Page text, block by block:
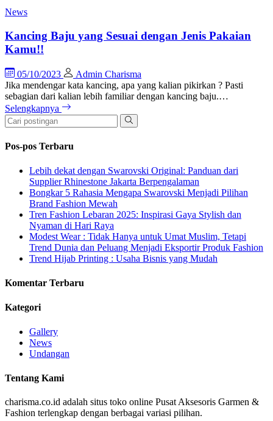
News
Kancing Baju yang Sesuai dengan Jenis Pakaian
Kamu!!
05/10/2023
Admin Charisma
Jika mendengar kata kancing, apa yang kalian pikirkan ? Pasti
sebagian dari kalian lebih familiar dengan kancing baju.…
Selengkapnya
Pos-pos Terbaru
Lebih dekat dengan Swarovski Original: Panduan dari
Supplier Rhinestone Jakarta Berpengalaman
Bongkar 5 Rahasia Mengapa Swarovski Menjadi Pilihan
Brand Fashion Mewah
Tren Fashion Lebaran 2025: Inspirasi Gaya Stylish dan
Nyaman di Hari Raya
Modest Wear : Tidak Hanya untuk Umat Muslim, Tetapi
Trend Dunia dan Peluang Menjadi Eksportir Produk Fashion
Trend Hijab Printing : Usaha Bisnis yang Mudah
Komentar Terbaru
Kategori
Gallery
News
Undangan
Tentang Kami
charisma.co.id adalah situs toko online Pusat Aksesoris Garmen &
Fashion terlengkap dengan berbagai variasi pilihan.